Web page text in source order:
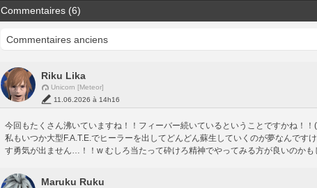
Commentaires (6)
Riku Lika
Unicorn [Meteor]
11.06.2026 à 14h16
今回もたくさん沸いていますね！！フィーバー続いているということですかね！
私もいつか大型F.A.T.E.でヒーラーを出してどんどん蘇生していくのが夢なんです
す勇気が出ません…！！w むしろ当たって砕けろ精神でやってみる方が良いのかも
Maruku Ruku